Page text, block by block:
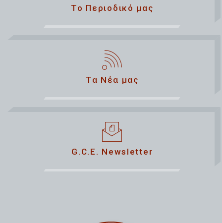
Το Περιοδικό μας
Τα Νέα μας
G.C.E. Newsletter